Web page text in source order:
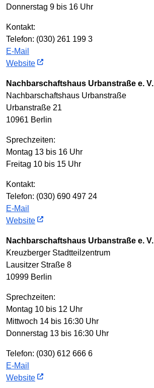
Donnerstag 9 bis 16 Uhr
Kontakt:
Telefon: (030) 261 199 3
E-Mail
Website
Nachbarschaftshaus Urbanstraße e. V.
Nachbarschaftshaus Urbanstraße
Urbanstraße 21
10961 Berlin
Sprechzeiten:
Montag 13 bis 16 Uhr
Freitag 10 bis 15 Uhr
Kontakt:
Telefon: (030) 690 497 24
E-Mail
Website
Nachbarschaftshaus Urbanstraße e. V.
Kreuzberger Stadtteilzentrum
Lausitzer Straße 8
10999 Berlin
Sprechzeiten:
Montag 10 bis 12 Uhr
Mittwoch 14 bis 16:30 Uhr
Donnerstag 13 bis 16:30 Uhr
Telefon: (030) 612 666 6
E-Mail
Website